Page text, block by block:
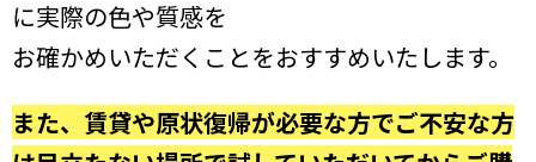
に実際の色や質感を
お確かめいただくことをおすすめいたします。
また、賃貸や原状復帰が必要な方でご不安な方